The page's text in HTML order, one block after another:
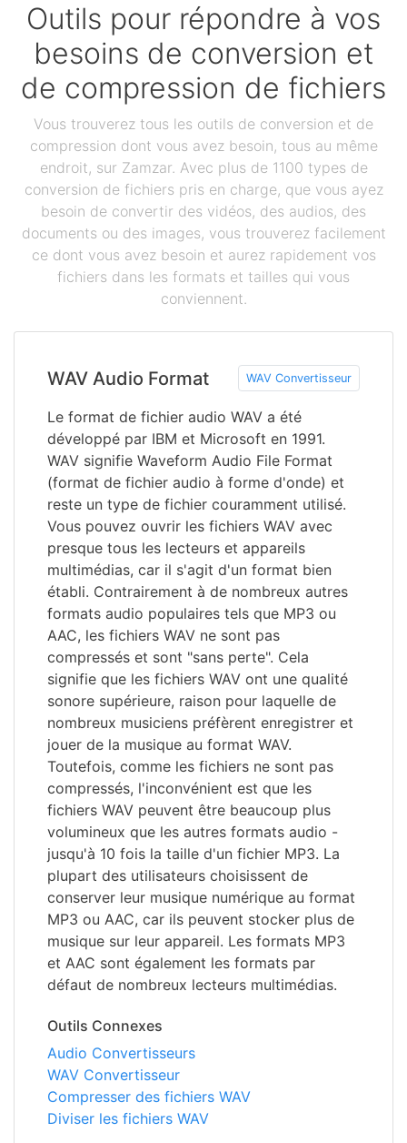
Outils pour répondre à vos
besoins de conversion et
de compression de fichiers
Vous trouverez tous les outils de conversion et de
compression dont vous avez besoin, tous au même
endroit, sur Zamzar. Avec plus de 1100 types de
conversion de fichiers pris en charge, que vous ayez
besoin de convertir des vidéos, des audios, des
documents ou des images, vous trouverez facilement
ce dont vous avez besoin et aurez rapidement vos
fichiers dans les formats et tailles qui vous
conviennent.
WAV Audio Format WAV Convertisseur
Le format de fichier audio WAV a été
développé par IBM et Microsoft en 1991.
WAV signifie Waveform Audio File Format
(format de fichier audio à forme d'onde) et
reste un type de fichier couramment utilisé.
Vous pouvez ouvrir les fichiers WAV avec
presque tous les lecteurs et appareils
multimédias, car il s'agit d'un format bien
établi. Contrairement à de nombreux autres
formats audio populaires tels que MP3 ou
AAC, les fichiers WAV ne sont pas
compressés et sont "sans perte". Cela
signifie que les fichiers WAV ont une qualité
sonore supérieure, raison pour laquelle de
nombreux musiciens préfèrent enregistrer et
jouer de la musique au format WAV.
Toutefois, comme les fichiers ne sont pas
compressés, l'inconvénient est que les
fichiers WAV peuvent être beaucoup plus
volumineux que les autres formats audio -
jusqu'à 10 fois la taille d'un fichier MP3. La
plupart des utilisateurs choisissent de
conserver leur musique numérique au format
MP3 ou AAC, car ils peuvent stocker plus de
musique sur leur appareil. Les formats MP3
et AAC sont également les formats par
défaut de nombreux lecteurs multimédias.
Outils Connexes
Audio Convertisseurs
WAV Convertisseur
Compresser des fichiers WAV
Diviser les fichiers WAV